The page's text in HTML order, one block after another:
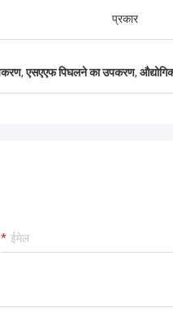
प्रकार
,एसएएफ पिघलने का उपकरण,